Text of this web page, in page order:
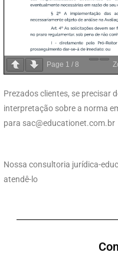
Page 1 / 8
Prezados clientes, se precisar
interpretação sobre a norma
para sac@educationet.com.br
Nossa consultoria jurídica-
atendê-lo